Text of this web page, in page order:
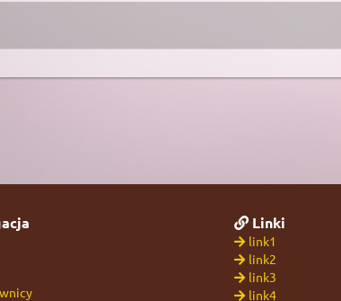
Linki
link1
link2
link3
link4